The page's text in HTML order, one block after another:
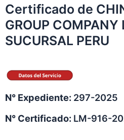
Certificado de
GROUP COMPANY
SUCURSAL PERU
N° Expediente: 297-2025
N° Certificado: LM-916-